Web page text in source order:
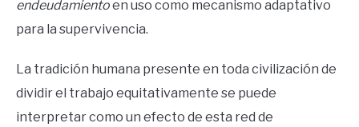
endeudamientoen uso como mecanismo adaptativo
para la supervivencia.
La tradición humana presente en toda civilización de
dividir el trabajo equitativamente se puede
interpretar como un efecto de esta red de